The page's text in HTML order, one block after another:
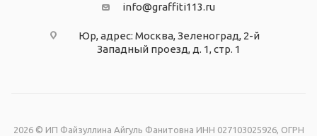
info@graffiti113.ru
Юр, адрес: Москва, Зеленоград, 2-й
Западный проезд, д. 1, стр. 1
2026 © ИП Файзуллина Айгуль Фанитовна ИНН 027103025926, ОГРН